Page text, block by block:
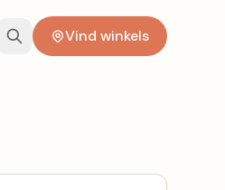
Vind winkels